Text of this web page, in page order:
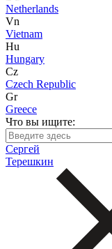
Netherlands
Vn
Vietnam
Hu
Hungary
Cz
Czech Republic
Gr
Greece
Что вы ищите:
Сергей
Терешкин